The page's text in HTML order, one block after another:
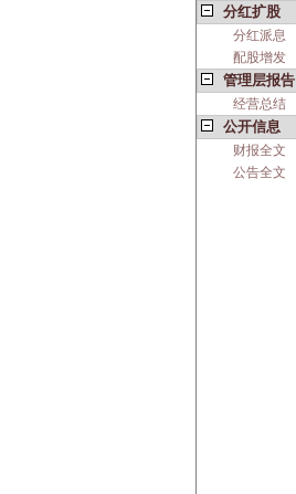
分红扩股
分红派息
配股增发
管理层报告
经营总结
公开信息
财报全文
公告全文